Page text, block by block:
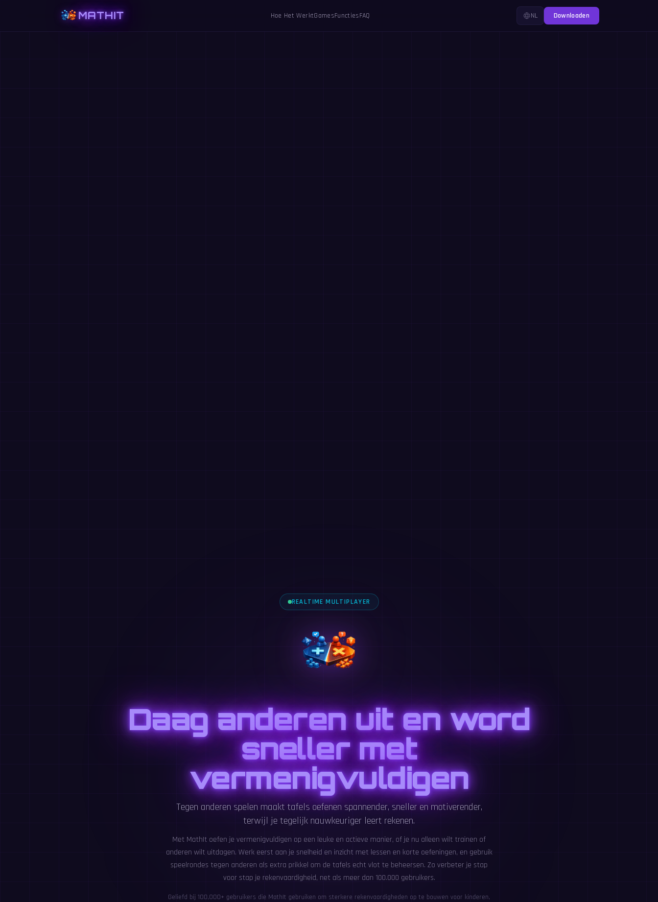
MATHIT Hoe Het WerktGamesFunctiesFAQ NL Downloaden
REALTIME MULTIPLAYER
Daag anderen uit en word
sneller met
vermenigvuldigen
Tegen anderen spelen maakt tafels oefenen spannender, sneller en motiverender,
terwijl je tegelijk nauwkeuriger leert rekenen.
Met MathIt oefen je vermenigvuldigen op een leuke en actieve manier, of je nu alleen wilt trainen of
anderen wilt uitdagen. Werk eerst aan je snelheid en inzicht met lessen en korte oefeningen, en gebruik
speelrondes tegen anderen als extra prikkel om de tafels echt vlot te beheersen. Zo verbeter je stap
voor stap je rekenvaardigheid, net als meer dan 100.000 gebruikers.
Geliefd bij 100,000+ gebruikers die MathIt gebruiken om sterkere rekenvaardigheden op te bouwen voor kinderen,